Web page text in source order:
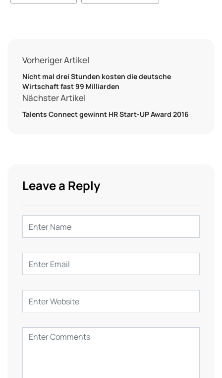
Vorheriger Artikel
Nicht mal drei Stunden kosten die deutsche
Wirtschaft fast 99 Milliarden
Nächster Artikel
Talents Connect gewinnt HR Start-UP Award 2016
Leave a Reply